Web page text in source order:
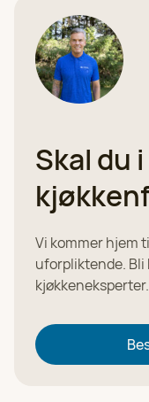
970 53 151
HK
97 05 31 60
97 05 31 59
HK
924 25 118
HK
Skal du
Vi kommer hjem
uforpliktende. Bli
kjøkkeneksperter.